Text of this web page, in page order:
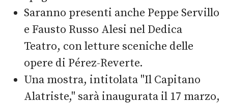
Saranno presenti anche Peppe Servillo
e Fausto Russo Alesi nel Dedica
Teatro, con letture sceniche delle
opere di Pérez-Reverte.
Una mostra, intitolata "Il Capitano
Alatriste," sarà inaugurata il 17 marzo,